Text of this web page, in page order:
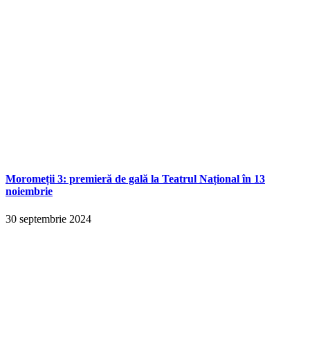
Moromeții 3: premieră de gală la Teatrul Național în 13
noiembrie
30 septembrie 2024